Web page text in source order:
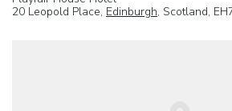
20 Leopold Place, Edinburgh, Scotland,